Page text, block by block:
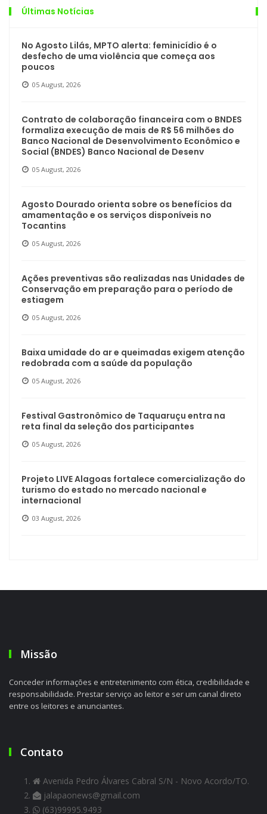
Últimas Notícias
No Agosto Lilás, MPTO alerta: feminicídio é o
desfecho de uma violência que começa aos
poucos
05 August, 2026
Contrato de colaboração financeira com o BNDES
formaliza execução de mais de R$ 56 milhões do
Banco Nacional de Desenvolvimento Econômico e
Social (BNDES) Banco Nacional de Desenv
05 August, 2026
Agosto Dourado orienta sobre os benefícios da
amamentação e os serviços disponíveis no
Tocantins
05 August, 2026
Ações preventivas são realizadas nas Unidades de
Conservação em preparação para o período de
estiagem
05 August, 2026
Baixa umidade do ar e queimadas exigem atenção
redobrada com a saúde da população
05 August, 2026
Festival Gastronômico de Taquaruçu entra na
reta final da seleção dos participantes
05 August, 2026
Projeto LIVE Alagoas fortalece comercialização do
turismo do estado no mercado nacional e
internacional
03 August, 2026
Missão
Conceder informações e entretenimento com ética, credibilidade e
responsabilidade. Prestar serviço ao leitor e ser um canal direto
entre os leitores e anunciantes.
Contato
Avenida Pedro Álvares Cabral S/N - Novo Acordo/TO.
jalapaonews@gmail.com
(63)99995.9493